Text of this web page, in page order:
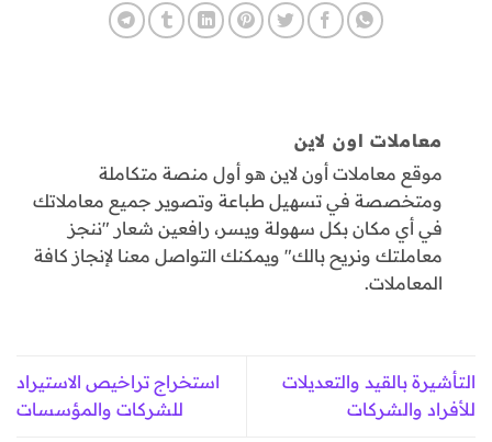
معاملات اون لاين
موقع معاملات أون لاين هو أول منصة متكاملة
ومتخصصة في تسهيل طباعة وتصوير جميع معاملاتك
في أي مكان بكل سهولة ويسر، رافعين شعار "ننجز
معاملتك ونريح بالك" ويمكنك التواصل معنا لإنجاز كافة
المعاملات.
التأشيرة بالقيد والتعديلات
للأفراد والشركات
استخراج تراخيص الاستيراد
للشركات والمؤسسات